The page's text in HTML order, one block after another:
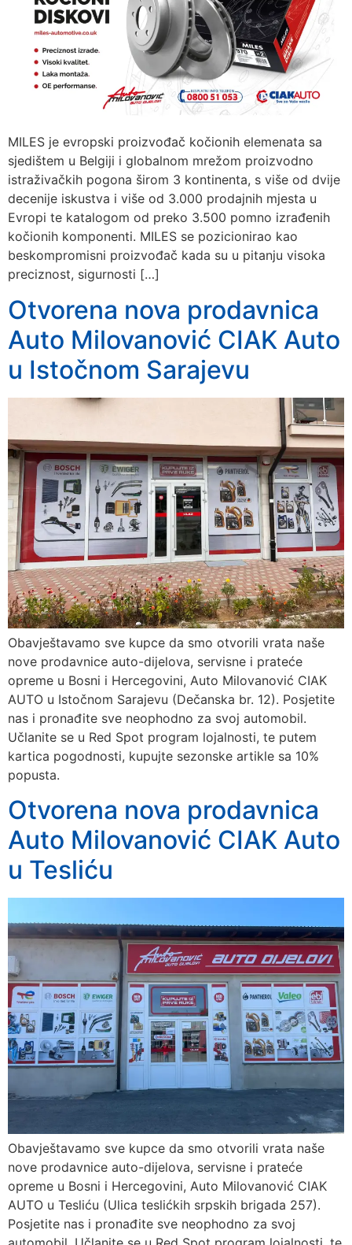
MILES je evropski proizvođač kočionih elemenata sa
sjedištem u Belgiji i globalnom mrežom proizvodno
istraživačkih pogona širom 3 kontinenta, s više od dvije
decenije iskustva i više od 3.000 prodajnih mjesta u
Evropi te katalogom od preko 3.500 pomno izrađenih
kočionih komponenti. MILES se pozicionirao kao
beskompromisni proizvođač kada su u pitanju visoka
preciznost, sigurnosti […]
Otvorena nova prodavnica
Auto Milovanović CIAK Auto
u Istočnom Sarajevu
Obavještavamo sve kupce da smo otvorili vrata naše
nove prodavnice auto-dijelova, servisne i prateće
opreme u Bosni i Hercegovini, Auto Milovanović CIAK
AUTO u Istočnom Sarajevu (Dečanska br. 12). Posjetite
nas i pronađite sve neophodno za svoj automobil.
Učlanite se u Red Spot program lojalnosti, te putem
kartica pogodnosti, kupujte sezonske artikle sa 10%
popusta.
Otvorena nova prodavnica
Auto Milovanović CIAK Auto
u Tesliću
Obavještavamo sve kupce da smo otvorili vrata naše
nove prodavnice auto-dijelova, servisne i prateće
opreme u Bosni i Hercegovini, Auto Milovanović CIAK
AUTO u Tesliću (Ulica teslićkih srpskih brigada 257).
Posjetite nas i pronađite sve neophodno za svoj